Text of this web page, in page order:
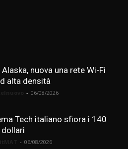
nuova una rete Wi-Fi
alta densità
- 06/08/2026
Tech italiano sfiora i 140
- 06/08/2026